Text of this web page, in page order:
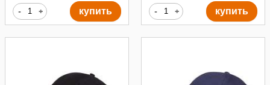
- + купить - + купить